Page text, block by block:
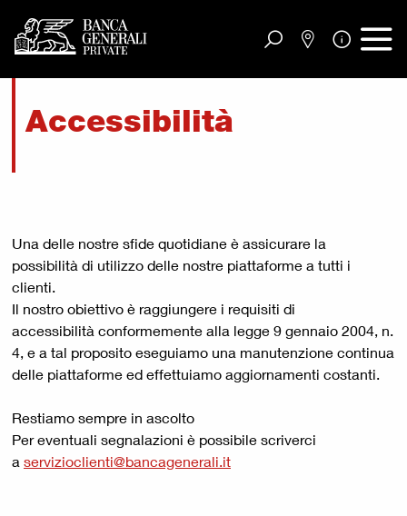
Vai al contenuto principale
Accessibilità
Una delle nostre sfide quotidiane è assicurare la
possibilità di utilizzo delle nostre piattaforme a tutti i
clienti.
Il nostro obiettivo è raggiungere i requisiti di
accessibilità conformemente alla legge 9 gennaio 2004, n.
4, e a tal proposito eseguiamo una manutenzione continua
delle piattaforme ed effettuiamo aggiornamenti costanti.
Restiamo sempre in ascolto
Per eventuali segnalazioni è possibile scriverci
a servizioclienti@bancagenerali.it